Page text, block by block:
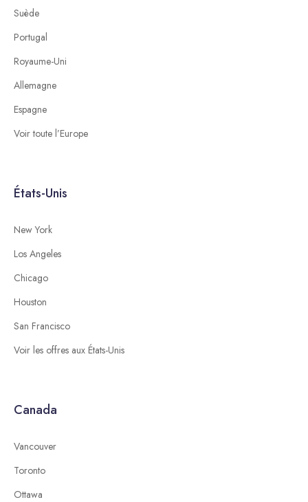
Suède
Portugal
Royaume-Uni
Allemagne
Espagne
Voir toute l’Europe
États-Unis
New York
Los Angeles
Chicago
Houston
San Francisco
Voir les offres aux États-Unis
Canada
Vancouver
Toronto
Ottawa